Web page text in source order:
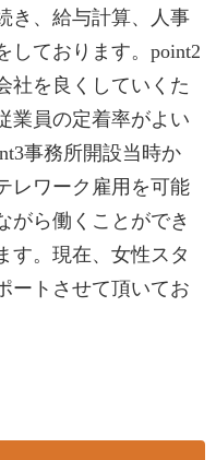
き、給与計算、人事
しております。point2
社を良くしていくた
業員の定着率がよい
事務所開設当時か
レワーク雇用を可能
がら働くことができ
す。現在、女性スタ
ートさせて頂いてお